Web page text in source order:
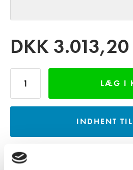
DKK 3.013,20
LÆG I
INDHENT
LÅN GRATIS VAREPRØVE